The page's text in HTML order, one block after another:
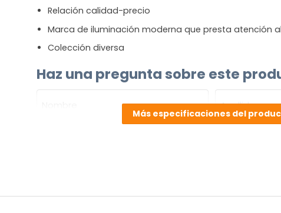
Relación calidad-precio
Marca de iluminación moderna que presta atención
Colección diversa
Haz una pregunta sobre este
Más especificaciones del